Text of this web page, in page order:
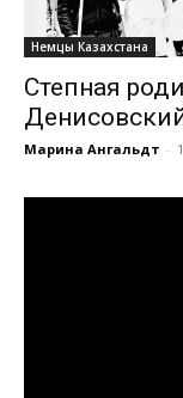
Немцы Казахстана
Степная
Марина Ангальдт -